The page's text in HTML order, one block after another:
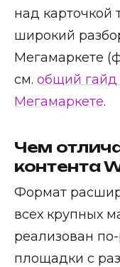
над карточкой
широкий
Мегамаркете
см. общий гайд
Мегамаркете.
Чем
контента
Формат
всех крупных
реализован
площадки с